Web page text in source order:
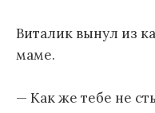
Виталик вынул из
маме.
— Как же тебе не